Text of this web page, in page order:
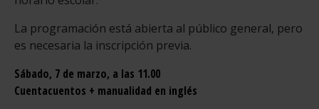
La programación está abierta al público general, pero
es necesaria la inscripción previa.
Sábado, 7 de marzo, a las 11.00
Cuentacuentos + manualidad en inglés